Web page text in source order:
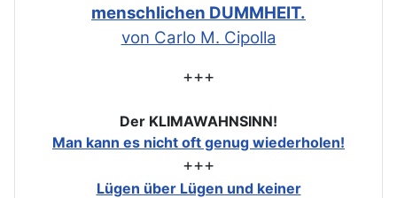
menschlichen DUMMHEIT.
von Carlo M. Cipolla
+++
Der KLIMAWAHNSINN!
Man kann es nicht oft genug wiederholen!
+++
Lügen über Lügen und keiner